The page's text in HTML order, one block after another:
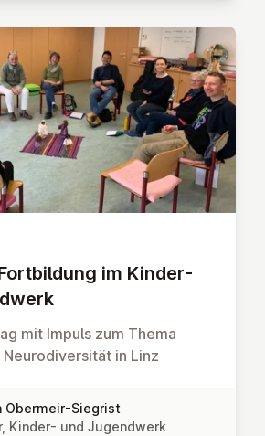
im Kinder-
mit Impuls zum Thema
Neurodiversität in Linz
Obermeir-Siegrist
Kinder- und Jugendwerk